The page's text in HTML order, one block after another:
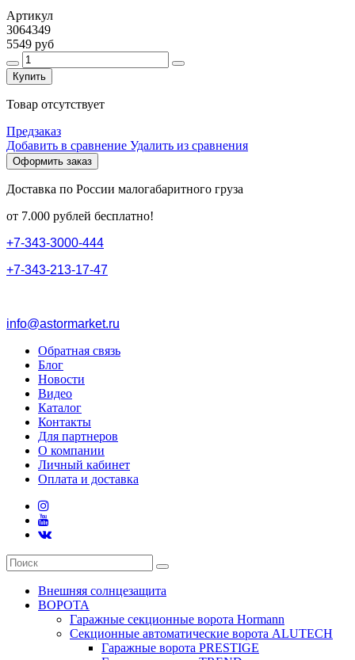
Артикул
3064349
5549 руб
Купить
Товар отсутствует
Предзаказ
Добавить в сравнение Удалить из сравнения
Оформить заказ
Доставка по России малогабаритного груза
от 7.000 рублей бесплатно!
+7-343-3000-444
+7-343-213-17-47
info@astormarket.ru
Обратная связь
Блог
Новости
Видео
Каталог
Контакты
Для партнеров
О компании
Личный кабинет
Оплата и доставка
Внешняя солнцезащита
ВОРОТА
Гаражные секционные ворота Hormann
Секционные автоматические ворота ALUTECH
Гаражные ворота PRESTIGE